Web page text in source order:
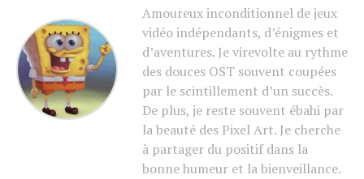
Amoureux inconditionnel de jeux
vidéo indépendants, d’énigmes et
d’aventures. Je virevolte au rythme
des douces OST souvent coupées
par le scintillement d’un succès.
De plus, je reste souvent ébahi par
la beauté des Pixel Art. Je cherche
à partager du positif dans la
bonne humeur et la bienveillance.